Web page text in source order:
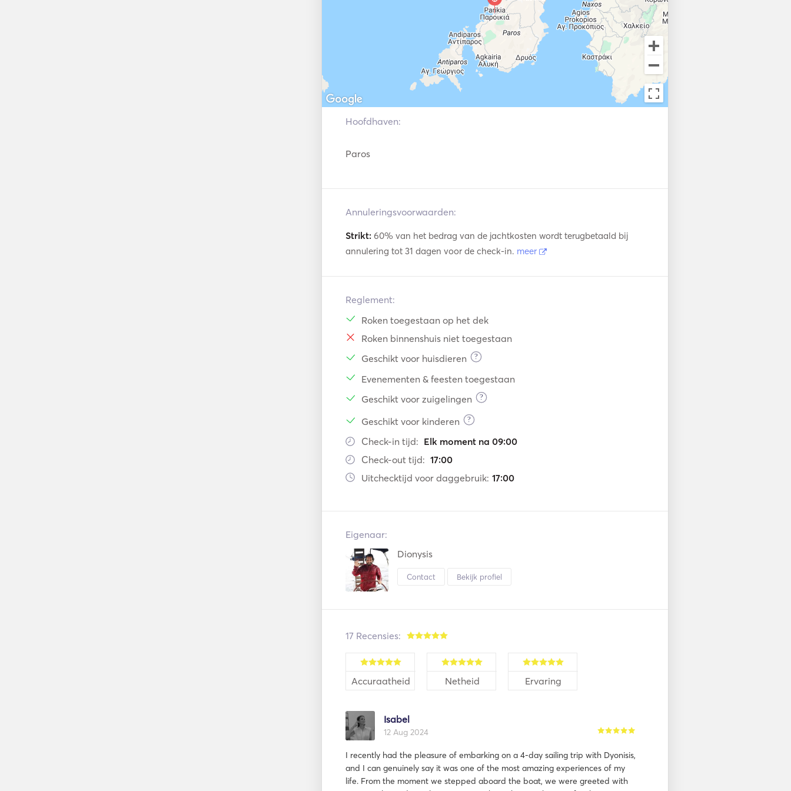
Hoofdhaven:
Paros
Annuleringsvoorwaarden:
Strikt: 60% van het bedrag van de jachtkosten wordt terugbetaald bij
annulering tot 31 dagen voor de check-in. meer
Reglement:
Roken toegestaan op het dek
Roken binnenshuis niet toegestaan
Geschikt voor huisdieren
?
Evenementen & feesten toegestaan
Geschikt voor zuigelingen
?
Geschikt voor kinderen ?
Check-in tijd: Elk moment na 09:00
Check-out tijd: 17:00
Uitchecktijd voor daggebruik: 17:00
Eigenaar:
Dionysis
Contact Bekijk profiel
17 Recensies:
Accuraatheid Netheid Ervaring
Isabel
12 Aug 2024
I recently had the pleasure of embarking on a 4-day sailing trip with Dyonisis,
and I can genuinely say it was one of the most amazing experiences of my
life. From the moment we stepped aboard the boat, we were greeted with